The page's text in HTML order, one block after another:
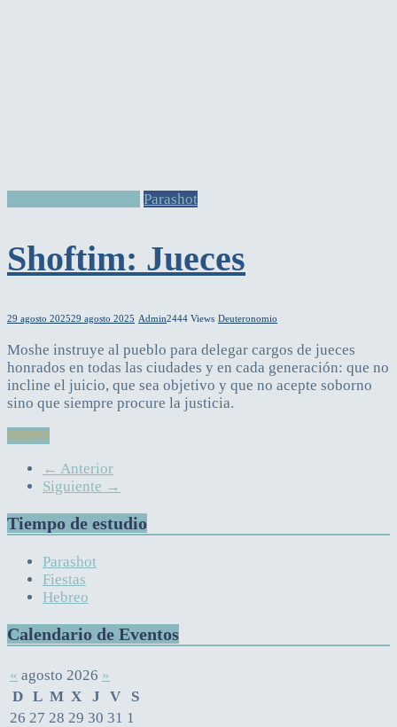
Parashot
Shoftim: Jueces
29 agosto 202529 agosto 2025 Admin2444 Views Deuteronomio
Moshe instruye al pueblo para delegar cargos de jueces
honrados en todas las ciudades y en cada generación: que no
incline el juicio, que sea objetivo y que no acepte soborno
sino que siempre procure la justicia.
Leer más
← Anterior
Siguiente →
Tiempo de estudio
Parashot
Fiestas
Hebreo
Calendario de Eventos
« agosto 2026 »
D L M X J V
S
26 27 28 29 30 31 1